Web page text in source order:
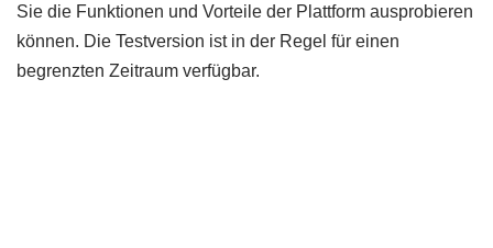
Sie die Funktionen und Vorteile der Plattform ausprobieren
können. Die Testversion ist in der Regel für einen
begrenzten Zeitraum verfügbar.